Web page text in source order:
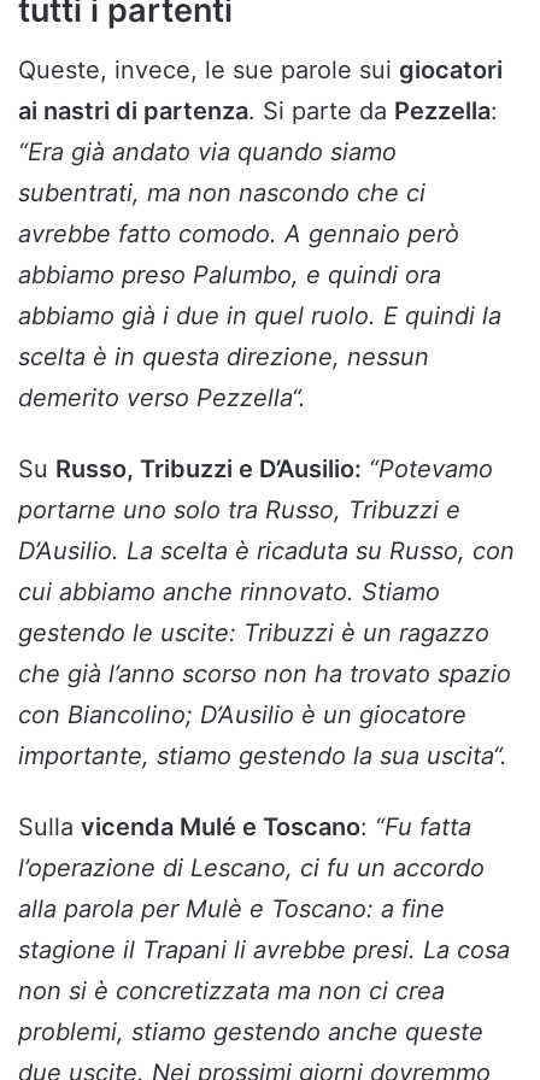
tutti i partenti
Queste, invece, le sue parole sui giocatori
ai nastri di partenza. Si parte da Pezzella:
“Era già andato via quando siamo
subentrati, ma non nascondo che ci
avrebbe fatto comodo. A gennaio però
abbiamo preso Palumbo, e quindi ora
abbiamo già i due in quel ruolo. E quindi la
scelta è in questa direzione, nessun
demerito verso Pezzella“.
Su Russo, Tribuzzi e D’Ausilio: “Potevamo
portarne uno solo tra Russo, Tribuzzi e
D’Ausilio. La scelta è ricaduta su Russo, con
cui abbiamo anche rinnovato. Stiamo
gestendo le uscite: Tribuzzi è un ragazzo
che già l’anno scorso non ha trovato spazio
con Biancolino; D’Ausilio è un giocatore
importante, stiamo gestendo la sua uscita“.
Sulla vicenda Mulé e Toscano: “Fu fatta
l’operazione di Lescano, ci fu un accordo
alla parola per Mulè e Toscano: a fine
stagione il Trapani li avrebbe presi. La cosa
non si è concretizzata ma non ci crea
problemi, stiamo gestendo anche queste
due uscite. Nei prossimi giorni dovremmo